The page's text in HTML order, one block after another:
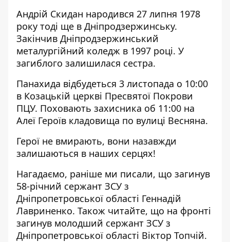
Андрій Скидан народився 27 липня 1978
року тоді ще в Дніпродзержинську.
Закінчив Дніпродзержинський
металургійний коледж в 1997 році. У
загиблого залишилася сестра.
Панахида відбудеться 3 листопада о 10:00
в Козацькій церкві Пресвятої Покрови
ПЦУ. Поховають захисника об 11:00 на
Алеї Героїв кладовища по вулиці Весняна.
Герої не вмирають, вони назавжди
залишаються в наших серцях!
Нагадаємо, раніше ми писали, що загинув
58-річний сержант ЗСУ з
Дніпропетровської області Геннадій
Лавриненко. Також читайте, що на фронті
загинув молодший сержант ЗСУ з
Дніпропетровської області Віктор Топчій.